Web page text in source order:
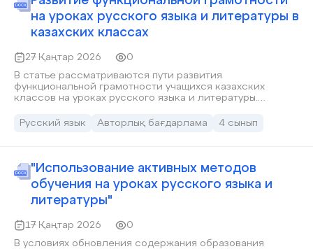
интеллекта на уро
на уроках русского языка и литературы в
казахских классах
27 Қаңтар 2026
0
В статье рассматриваются пути развития
функциональной грамотности учащихся казахских
классов на уроках русского языка и литературы.
условиях обновлённого содержания образования, а
обучающихся.
Русский язык Авторлық бағдарлама 4 сынып
"Использование активных методов
обучения на уроках русского языка и
литературы"
17 Қаңтар 2026
0
В условиях обновления содержания образования